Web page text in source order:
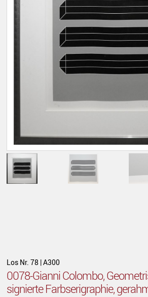
Los Nr. 78 | A300
0078-Gianni Colombo,
signierte Farbserigraphie,